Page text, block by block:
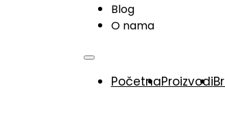
Blog
O nama
PočetnaProizvodi